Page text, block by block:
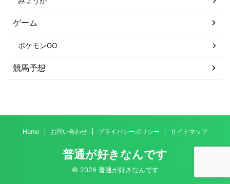
ゲーム
ポケモンGO
競馬予想
Home お問い合わせ プライバシーポリシー サイトマップ
普通が好きなんです
© 2026 普通が好きなんです